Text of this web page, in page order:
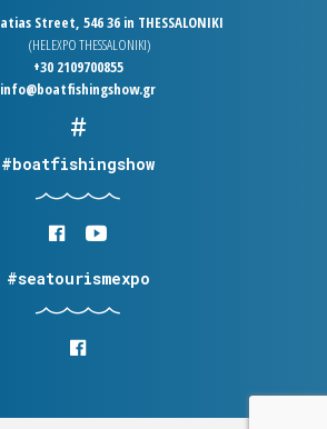
Street, 546 36 in THESSALONIKI
(HELEXPO THESSALONIKI)
+30 2109700855
info@boatfishingshow.gr
#boatfishingshow
#seatourismexpo